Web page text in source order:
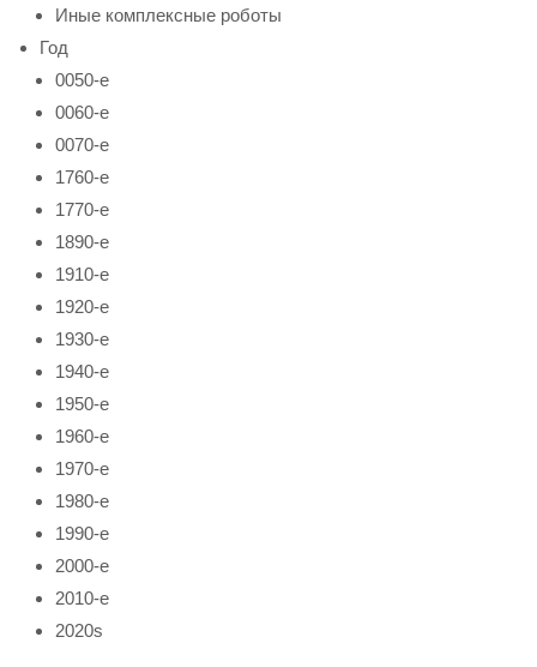
Иные комплексные роботы
Год
0050-е
0060-е
0070-е
1760-е
1770-е
1890-е
1910-е
1920-е
1930-е
1940-е
1950-е
1960-е
1970-е
1980-е
1990-е
2000-е
2010-е
2020s